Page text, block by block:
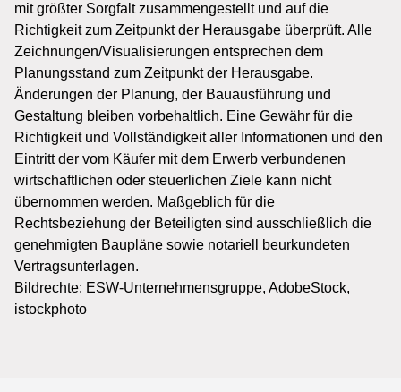
mit größter Sorgfalt zusammengestellt und auf die
Richtigkeit zum Zeitpunkt der Herausgabe überprüft. Alle
Zeichnungen/Visualisierungen entsprechen dem
Planungsstand zum Zeitpunkt der Herausgabe.
Änderungen der Planung, der Bauausführung und
Gestaltung bleiben vorbehaltlich. Eine Gewähr für die
Richtigkeit und Vollständigkeit aller Informationen und den
Eintritt der vom Käufer mit dem Erwerb verbundenen
wirtschaftlichen oder steuerlichen Ziele kann nicht
übernommen werden. Maßgeblich für die
Rechtsbeziehung der Beteiligten sind ausschließlich die
genehmigten Baupläne sowie notariell beurkundeten
Vertragsunterlagen.
Bildrechte: ESW-Unternehmensgruppe, AdobeStock,
istockphoto